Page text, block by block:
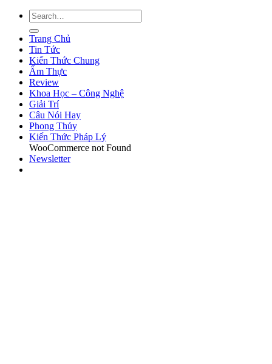
Trang Chủ
Tin Tức
Kiến Thức Chung
Ẩm Thực
Review
Khoa Học – Công Nghệ
Giải Trí
Câu Nói Hay
Phong Thủy
Kiến Thức Pháp Lý
WooCommerce not Found
Newsletter